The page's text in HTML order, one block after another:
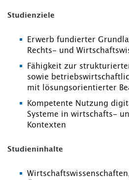
Studienziele
Erwerb fundierter
Rechts- und
Fähigkeit zur
sowie
mit lösungsorientierter
Kompetente Nutzung
Systeme in wirtschafts-
Kontexten
Studieninhalte